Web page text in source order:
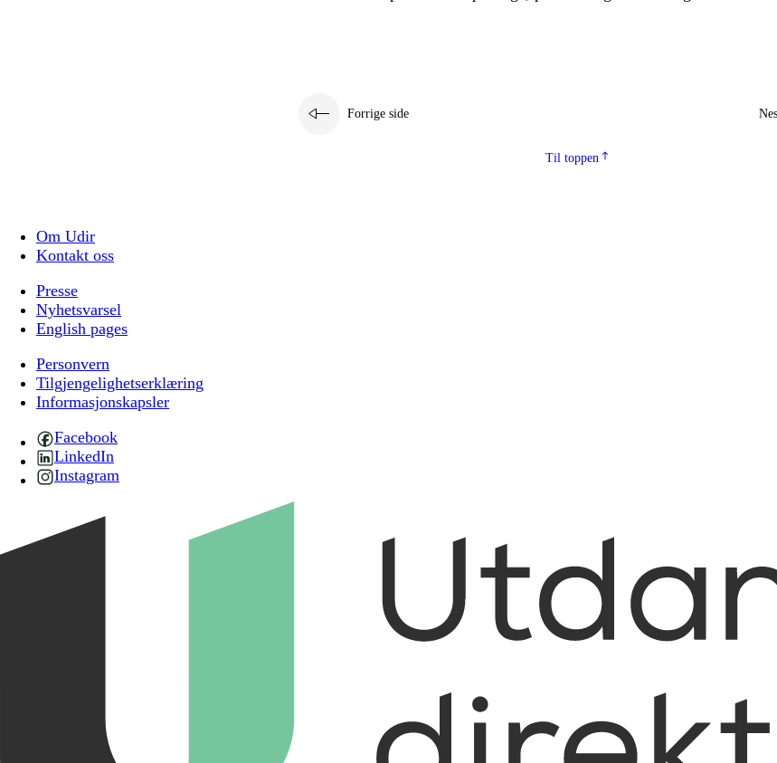
Forrige side
Til toppen
Om Udir
Kontakt oss
Presse
Nyhetsvarsel
English pages
Personvern
Tilgjengelighetserklæring
Informasjonskapsler
Facebook
LinkedIn
Instagram